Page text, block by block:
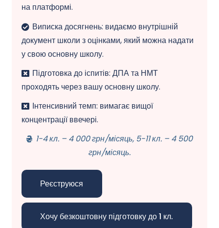
на платформі.
Виписка досягнень: видаємо внутрішній
документ школи з оцінками, який можна надати
у свою основну школу.
Підготовка до іспитів: ДПА та НМТ
проходять через вашу основну школу.
Інтенсивний темп: вимагає вищої
концентрації ввечері.
1-4 кл. – 4 000 грн/місяць, 5-11 кл. – 4 500
грн/місяць.
Реєструюся
Хочу безкоштовну підготовку до 1 кл.